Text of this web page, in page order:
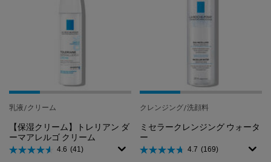
乳液/クリーム
【保湿クリーム】トレリアン ダ
ーマアレルゴ クリーム
4.6 (41)
クレンジング/洗顔料
ミセラークレンジング ウォータ
ー
4.7 (169)